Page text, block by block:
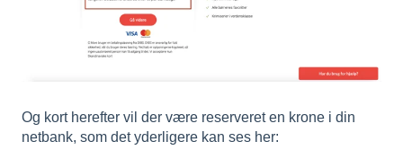
Og kort herefter vil der være reserveret en krone i din
netbank, som det yderligere kan ses her: